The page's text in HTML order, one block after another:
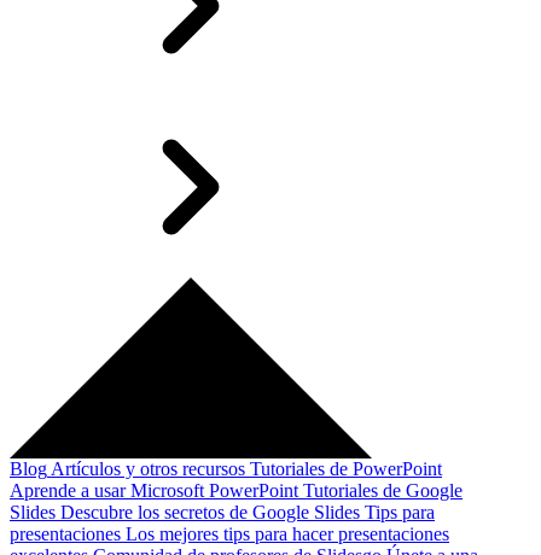
Blog Artículos y otros recursos Tutoriales de PowerPoint
Aprende a usar Microsoft PowerPoint Tutoriales de Google
Slides Descubre los secretos de Google Slides Tips para
presentaciones Los mejores tips para hacer presentaciones